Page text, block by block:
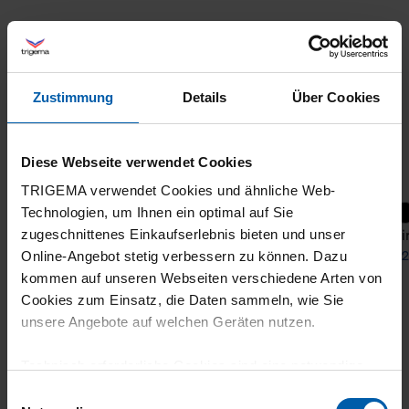
Zustimmung Details Über Cookies
Diese Webseite verwendet Cookies
TRIGEMA verwendet Cookies und ähnliche Web-
Technologien, um Ihnen ein optimal auf Sie
zugeschnittenes Einkaufserlebnis bieten und unser
Online-Angebot stetig verbessern zu können. Dazu
kommen auf unseren Webseiten verschiedene Arten von
Cookies zum Einsatz, die Daten sammeln, wie Sie
unsere Angebote auf welchen Geräten nutzen.
+7
T-Shirt 100% Cotton
from 27,40 €
T-
from